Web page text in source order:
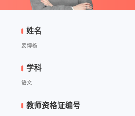
姓名
姜博杨
学科
语文
教师资格证编号